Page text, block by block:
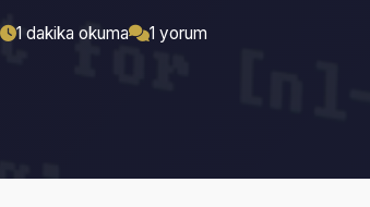
1 dakika okuma 1 yorum